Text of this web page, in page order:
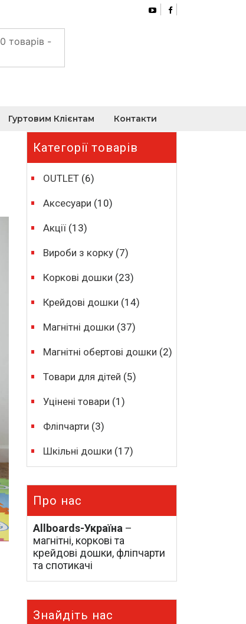
0 товарів -
Гуртовим Клієнтам Контакти
Категорії товарів
OUTLET (6)
Аксесуари (10)
Акції (13)
Вироби з корку (7)
Коркові дошки (23)
Крейдові дошки (14)
Магнітні дошки (37)
Магнітні обертові дошки (2)
Товари для дітей (5)
Уцінені товари (1)
Фліпчарти (3)
Шкільні дошки (17)
Про нас
Allboards-Україна –
магнітні, коркові та
крейдові дошки, фліпчарти
та спотикачі
Знайдіть нас